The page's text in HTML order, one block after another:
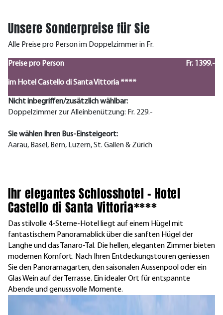
Unsere Sonderpreise für Sie
Alle Preise pro Person im Doppelzimmer in Fr.
Preise pro Person Fr. 1399.-
im Hotel Castello di Santa Vittoria ****
Nicht inbegriffen/zusätzlich wählbar:
Doppelzimmer zur Alleinbenützung: Fr. 229.-
Sie wählen Ihren Bus-Einsteigeort:
Aarau, Basel, Bern, Luzern, St. Gallen & Zürich
Ihr elegantes Schlosshotel – Hotel
Castello di Santa Vittoria****
Das stilvolle 4-Sterne-Hotel liegt auf einem Hügel mit
fantastischem Panoramablick über die sanften Hügel der
Langhe und das Tanaro-Tal. Die hellen, eleganten Zimmer bieten
modernen Komfort. Nach Ihren Entdeckungstouren geniessen
Sie den Panoramagarten, den saisonalen Aussenpool oder ein
Glas Wein auf der Terrasse. Ein idealer Ort für entspannte
Abende und genussvolle Momente.